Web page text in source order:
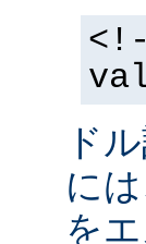
ド
に
を